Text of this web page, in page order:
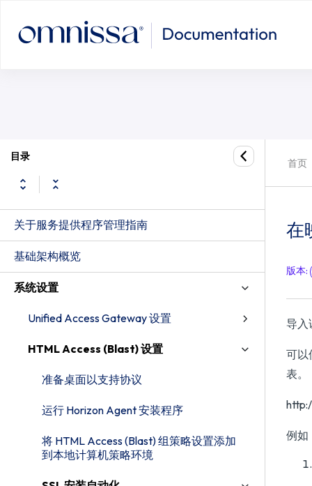
在映像上创建 Post Sysprep 脚本/批
目录
关于服务提供程序管理指南
基础架构概览
系统设置
Unified Access Gateway 设置
HTML Access (Blast) 设置
准备桌面以支持协议
运行 Horizon Agent 安装程序
将 HTML Access (Blast) 组策略设置添加
到本地计算机策略环境
首页
在
版本:
导入
可以
表。
例如